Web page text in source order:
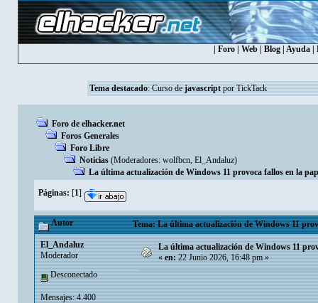
Foro Web Blog Ayuda
Tema destacado: Curso de javascriptpor TickTack
Foro de elhacker.net
Foros Generales
Foro Libre
Noticias (Moderadores: wolfbcn, El_Andaluz)
La última actualización de Windows 11 provoca fallos en la
Páginas: [1]
Autor Tema: La última actualización de Windows 11
El_Andaluz
Moderador
Desconectado
Mensajes: 4.400
La última actualización de Windows 11
«en:22 Junio 2026, 16:48 pm »